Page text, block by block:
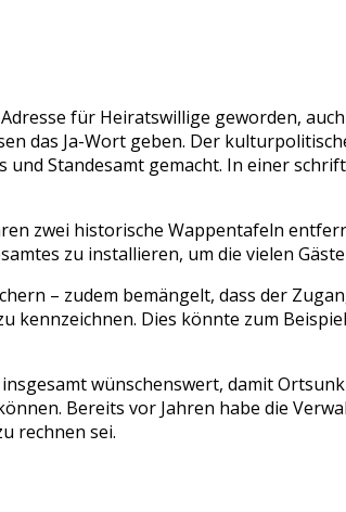
für Heiratswillige geworden,
das Ja-Wort geben. Der
und Standesamt gemacht. In einer
zwei historische Wappentafeln
zu installieren, um die vielen
– zudem bemängelt, dass der
kennzeichnen. Dies könnte zum
wünschenswert, damit
Bereits vor Jahren habe die
rechnen sei.